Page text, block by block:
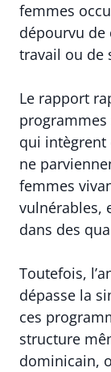
femmes
dépourvu de
travail ou de
Le rapport
programmes
qui intègrent
ne
femmes
vulnérables,
dans des
Toutefois,
dépasse la
ces
structure
dominicain,